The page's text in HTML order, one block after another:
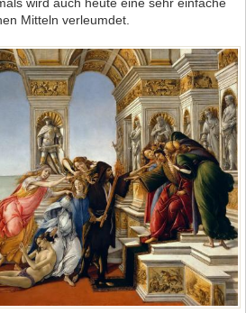
wird auch heute eine sehr einfache
Mitteln verleumdet.